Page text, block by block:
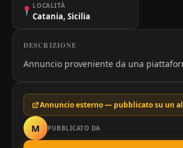
LOCALITÀ
Catania, Sicilia
DESCRIZIONE
Annuncio proveniente da una
Annuncio esterno — pubblicato su un
M PUBBLICATO DA